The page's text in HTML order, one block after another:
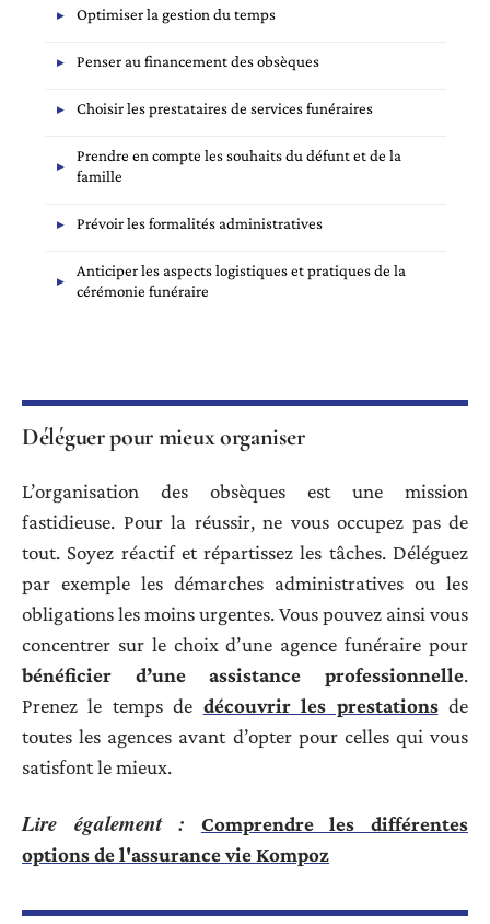
Optimiser la gestion du temps
Penser au financement des obsèques
Choisir les prestataires de services funéraires
Prendre en compte les souhaits du défunt et de la
famille
Prévoir les formalités administratives
Anticiper les aspects logistiques et pratiques de la
cérémonie funéraire
Déléguer pour mieux organiser
L’organisation des obsèques est une mission
fastidieuse. Pour la réussir, ne vous occupez pas de
tout. Soyez réactif et répartissez les tâches. Déléguez
par exemple les démarches administratives ou les
obligations les moins urgentes. Vous pouvez ainsi vous
concentrer sur le choix d’une agence funéraire pour
bénéficier d’une assistance professionnelle.
Prenez le temps de découvrir les prestationsde
toutes les agences avant d’opter pour celles qui vous
satisfont le mieux.
Lire également :
Comprendre les différentes
options de l'assurance vie Kompoz